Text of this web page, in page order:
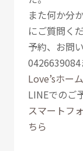
また何か分
にご質問く
予約、お問
0426639084
Love’sホー
LINEでのご
スマートフ
ちら